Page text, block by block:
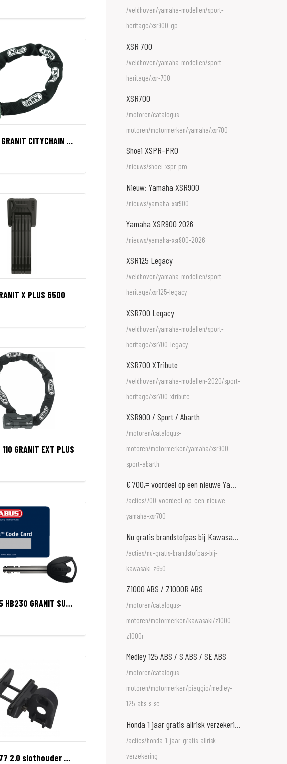
1060/110 GRANIT CITYCHAIN X-PL
X PLUS 6500
GRANIT EXT PLUS
2500/165 HB230 GRANIT SUPER EXTREME
ABUS 8077 2.0 slothouder SH8077
/veldhoven/yamaha-modellen/sport-
heritage/xsr900-gp
XSR 700
/veldhoven/yamaha-modellen/sport-
heritage/xsr-700
XSR700
/motoren/catalogus-
motoren/motormerken/yamaha/xsr700
Shoei XSPR-PRO
/nieuws/shoei-xspr-pro
Nieuw: Yamaha XSR900
/nieuws/yamaha-xsr900
Yamaha XSR900 2026
/nieuws/yamaha-xsr900-2026
XSR125 Legacy
/veldhoven/yamaha-modellen/sport-
heritage/xsr125-legacy
XSR700 Legacy
/veldhoven/yamaha-modellen/sport-
heritage/xsr700-legacy
XSR700 XTribute
/veldhoven/yamaha-modellen-2020/sport-
heritage/xsr700-xtribute
XSR900 / Sport / Abarth
/motoren/catalogus-
motoren/motormerken/yamaha/xsr900-
sport-abarth
€ 700,= voordeel op een nieuwe Yamaha XSR700
/acties/700-voordeel-op-een-nieuwe-
yamaha-xsr700
Nu gratis brandstofpas bij Kawasaki Z650
/acties/nu-gratis-brandstofpas-bij-
kawasaki-z650
Z1000 ABS / Z1000R ABS
/motoren/catalogus-
motoren/motormerken/kawasaki/z1000-
z1000r
Medley 125 ABS / S ABS / SE ABS
/motoren/catalogus-
motoren/motormerken/piaggio/medley-
125-abs-s-se
Honda 1 jaar gratis allrisk verzekering
/acties/honda-1-jaar-gratis-allrisk-
verzekering